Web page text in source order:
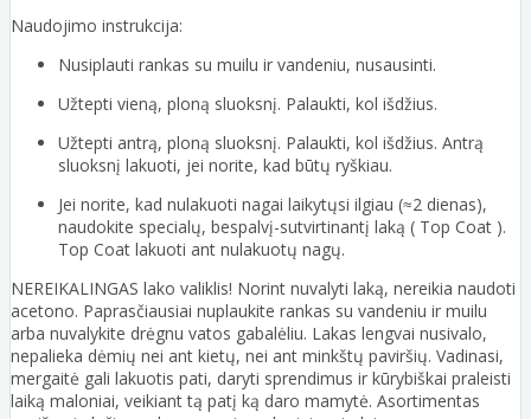
Naudojimo instrukcija:
Nusiplauti rankas su muilu ir vandeniu, nusausinti.
Užtepti vieną, ploną sluoksnį. Palaukti, kol išdžius.
Užtepti antrą, ploną sluoksnį. Palaukti, kol išdžius. Antrą
sluoksnį lakuoti, jei norite, kad būtų ryškiau.
Jei norite, kad nulakuoti nagai laikytųsi ilgiau (≈2 dienas),
naudokite specialų, bespalvį-sutvirtinantį laką ( Top Coat ).
Top Coat lakuoti ant nulakuotų nagų.
NEREIKALINGAS lako valiklis! Norint nuvalyti laką, nereikia naudoti
acetono. Paprasčiausiai nuplaukite rankas su vandeniu ir muilu
arba nuvalykite drėgnu vatos gabalėliu. Lakas lengvai nusivalo,
nepalieka dėmių nei ant kietų, nei ant minkštų paviršių. Vadinasi,
mergaitė gali lakuotis pati, daryti sprendimus ir kūrybiškai praleisti
laiką maloniai, veikiant tą patį ką daro mamytė. Asortimentas